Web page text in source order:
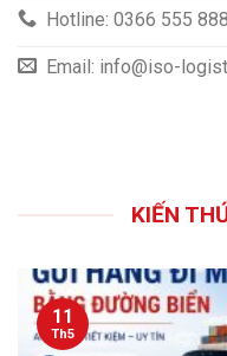
Hotline: 0366 555
Email: info@iso-
KIẾN
11
Th5